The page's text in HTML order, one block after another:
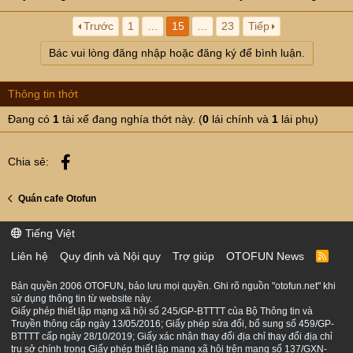
Trước 1 15 23 Tiếp
Bác vui lòng đăng nhập hoặc đăng ký để bình luận.
Thông tin thớt
Đang có 1 tài xế đang nghía thớt này. (0 lái chính và 1 lái phụ)
Chia sẻ:
Quán cafe Otofun
Tiếng Việt
Liên hệ
Quy định và Nội quy Trợ giúp OTOFUN News
R
S
Bản quyền 2006 OTOFUN, bảo lưu mọi quyền. Ghi rõ nguồn "otofun.net" khi
sử dụng thông tin từ website này.
Giấy phép thiết lập mạng xã hội số 245/GP-BTTTT của Bộ Thông tin và
Truyền thông cấp ngày 13/05/2016; Giấy phép sửa đổi, bổ sung số 459/GP-
BTTTT cấp ngày 28/10/2019; Giấy xác nhận thay đổi địa chỉ thay đổi địa chỉ
trụ sở chính trong Giấy phép thiết lập mạng xã hội trên mạng số 137/GXN-